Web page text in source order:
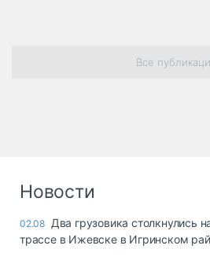
Все
Новости
02.08 Два грузовика столкнулись
трассе в Ижевске в Игринском